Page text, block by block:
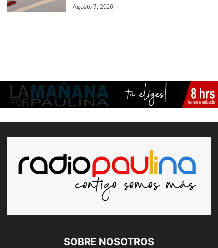
Agosto 7, 2026
SOBRE NOSOTROS